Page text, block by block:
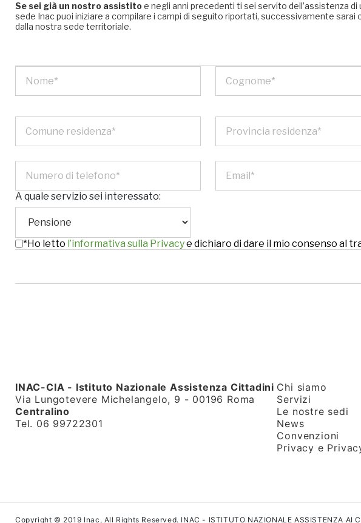
Se sei già un nostro assistitoe negli anni precedenti ti sei servito dell’assistenza di
sede Inac puoi iniziare a compilare i campi di seguito riportati, successivamente
dalla nostra sede territoriale.
A quale servizio sei interessato:
*Ho letto l’informativa sulla Privacye dichiaro di dare il mio consenso al
INAC-CIA - Istituto Nazionale Assistenza Cittadini
Via Lungotevere Michelangelo, 9 - 00196 Roma
Centralino
Tel. 06 99722301
Chi siamo
Servizi
Le nostre sedi
News
Convenzioni
Privacy e
Copyright © 2019 Inac, All Rights Reserved. INAC - ISTITUTO NAZIONALE ASSISTENZA AI